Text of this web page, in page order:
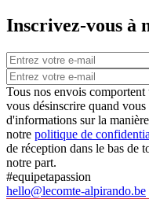
Inscrivez-vous à
Tous nos envois
vous désinscrire quand
d'informations sur la
notre politique de
de réception dans le bas de
notre part.
#equipetapassion
hello@lecomte-alpirando.be